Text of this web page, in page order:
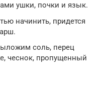
ушки, почки и язык.
начинить, придется
соль, перец
чеснок, пропущенный